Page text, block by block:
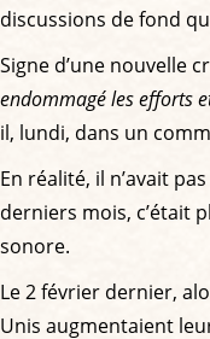
discussions de fond
Signe d’une nouvelle
endommagé les efforts
il, lundi, dans un
En réalité, il n’avait
derniers mois, c’était
sonore.
Le 2 février dernier,
Unis augmentaient